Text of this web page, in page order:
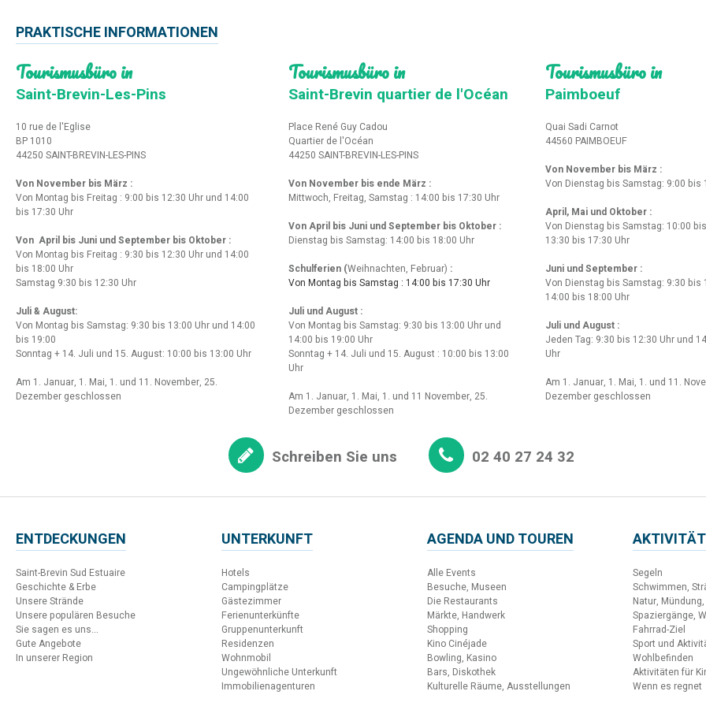
PRAKTISCHE INFORMATIONEN
Tourismusbüro in
Saint-Brevin-Les-Pins
10 rue de l'Eglise
BP 1010
44250 SAINT-BREVIN-LES-PINS
Von November bis März :
Von Montag bis Freitag : 9:00 bis 12:30 Uhr und 14:00
bis 17:30 Uhr
Von April bis Juni und September bis Oktober :
Von Montag bis Freitag : 9:30 bis 12:30 Uhr und 14:00
bis 18:00 Uhr
Samstag 9:30 bis 12:30 Uhr
Juli & August:
Von Montag bis Samstag: 9:30 bis 13:00 Uhr und 14:00
bis 19:00
Sonntag + 14. Juli und 15. August: 10:00 bis 13:00 Uhr
Am 1. Januar, 1. Mai, 1. und 11. November, 25.
Dezember geschlossen
Tourismusbüro in
Saint-Brevin quartier de l'Océan
Place René Guy Cadou
Quartier de l'Océan
44250 SAINT-BREVIN-LES-PINS
Von November bis ende März :
Mittwoch, Freitag, Samstag : 14:00 bis 17:30 Uhr
Von April bis Juni und September bis Oktober :
Dienstag bis Samstag: 14:00 bis 18:00 Uhr
Schulferien (Weihnachten, Februar) :
Von Montag bis Samstag : 14:00 bis 17:30 Uhr
Juli und August :
Von Montag bis Samstag: 9:30 bis 13:00 Uhr und
14:00 bis 19:00 Uhr
Sonntag + 14. Juli und 15. August : 10:00 bis 13:00
Uhr
Am 1. Januar, 1. Mai, 1. und 11 November, 25.
Dezember geschlossen
Tourismusbüro in
Paimboeuf
Quai Sadi Carnot
44560 PAIMBOEUF
Von November bis März :
Von Dienstag bis Samstag: 9:00 bis
April, Mai und Oktober :
Von Dienstag bis Samstag: 10:00
13:30 bis 17:30 Uhr
Juni und September :
Von Dienstag bis Samstag: 9:30 bis
14:00 bis 18:00 Uhr
Juli und August :
Jeden Tag: 9:30 bis 12:30 Uhr und
Uhr
Am 1. Januar, 1. Mai, 1. und 11.
Dezember geschlossen
Schreiben Sie uns 02 40 27 24 32
ENTDECKUNGEN
Saint-Brevin Sud Estuaire
Geschichte & Erbe
Unsere Strände
Unsere populären Besuche
Sie sagen es uns...
Gute Angebote
In unserer Region
UNTERKUNFT
Hotels
Campingplätze
Gästezimmer
Ferienunterkünfte
Gruppenunterkunft
Residenzen
Wohnmobil
Ungewöhnliche Unterkunft
Immobilienagenturen
AGENDA UND TOUREN
Alle Events
Besuche, Museen
Die Restaurants
Märkte, Handwerk
Shopping
Kino Cinéjade
Bowling, Kasino
Bars, Diskothek
Kulturelle Räume, Ausstellungen
Segeln
Schwimmen,
Natur,
Spaziergänge,
Fahrrad-Ziel
Sport und
Wohlbefinden
Aktivitäten für
Wenn es regnet